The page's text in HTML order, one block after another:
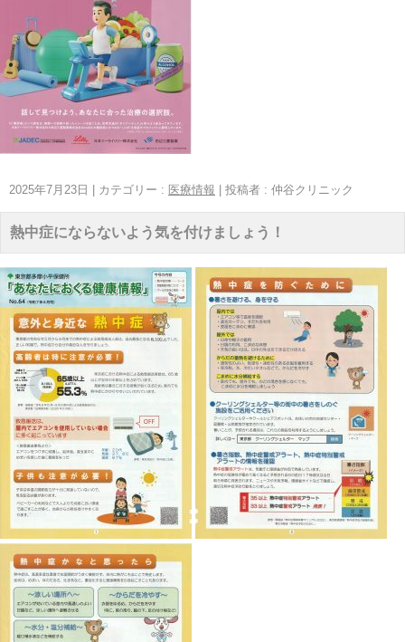
2025年7月23日 カテゴリー : 医療情報 投稿者 : 仲谷クリニック
熱中症にならないよう気を付けましょう！